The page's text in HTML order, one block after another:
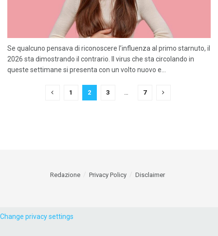
Se qualcuno pensava di riconoscere l’influenza al primo starnuto, il
2026 sta dimostrando il contrario. Il virus che sta circolando in
queste settimane si presenta con un volto nuovo e...
1 2 3 … 7
Redazione Privacy Policy Disclaimer
Change privacy settings